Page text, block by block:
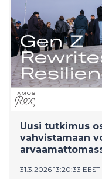
Uusi tutkimus
vahvistamaan
31.3.2026 13:20:33 EEST